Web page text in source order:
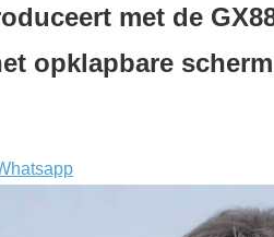
met de
opklapbare